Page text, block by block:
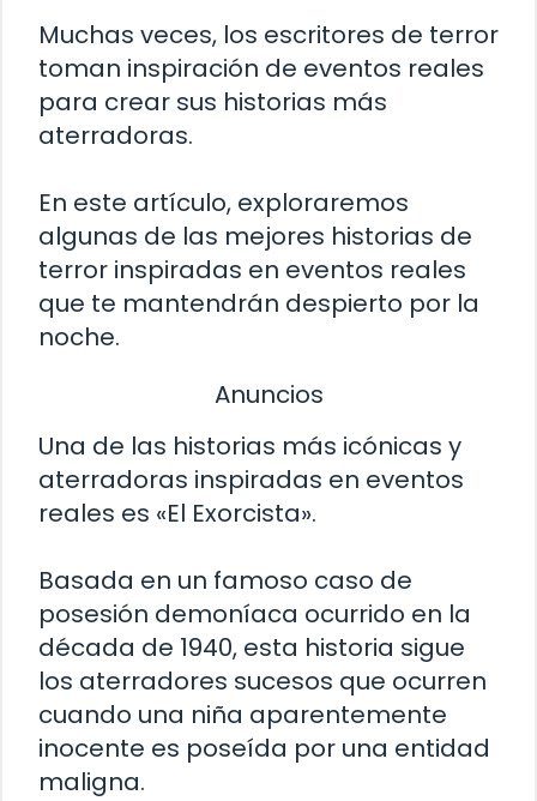
Muchas veces, los escritores de terror
toman inspiración de eventos reales
para crear sus historias más
aterradoras.
En este artículo, exploraremos
algunas de las mejores historias de
terror inspiradas en eventos reales
que te mantendrán despierto por la
noche.
Anuncios
Una de las historias más icónicas y
aterradoras inspiradas en eventos
reales es «El Exorcista».
Basada en un famoso caso de
posesión demoníaca ocurrido en la
década de 1940, esta historia sigue
los aterradores sucesos que ocurren
cuando una niña aparentemente
inocente es poseída por una entidad
maligna.